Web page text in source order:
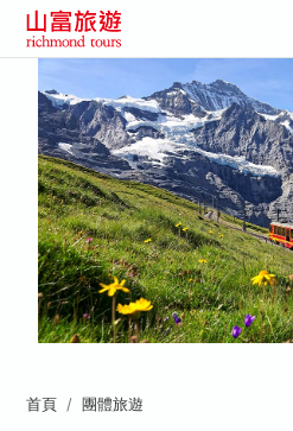
首頁 團體旅遊